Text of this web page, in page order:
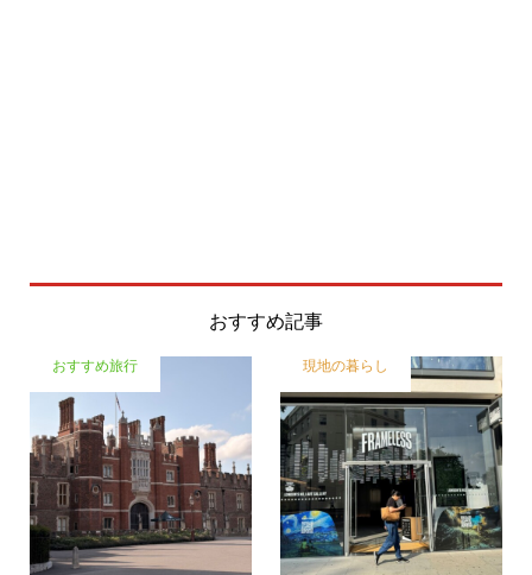
おすすめ記事
おすすめ旅行 現地の暮らし